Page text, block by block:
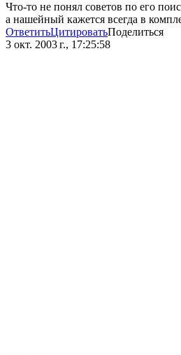
Что-то не понял советов по его
а нашейный кажется всегда в
ОтветитьЦитироватьПоделиться
3 окт. 2003 г., 17:25:58